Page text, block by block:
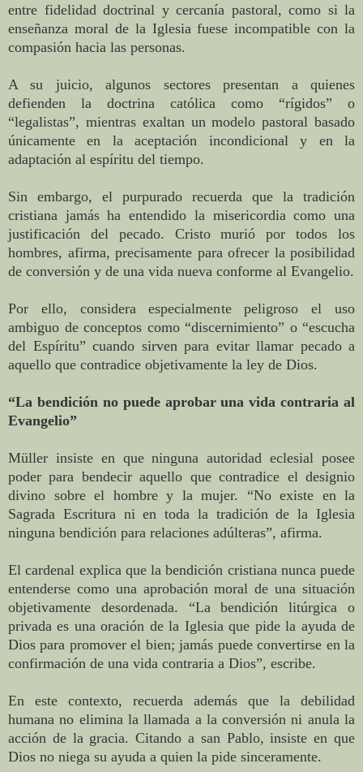
entre fidelidad doctrinal y cercanía pastoral, como si la
enseñanza moral de la Iglesia fuese incompatible con la
compasión hacia las personas.
A su juicio, algunos sectores presentan a quienes
defienden la doctrina católica como “rígidos” o
“legalistas”, mientras exaltan un modelo pastoral basado
únicamente en la aceptación incondicional y en la
adaptación al espíritu del tiempo.
Sin embargo, el purpurado recuerda que la tradición
cristiana jamás ha entendido la misericordia como una
justificación del pecado. Cristo murió por todos los
hombres, afirma, precisamente para ofrecer la posibilidad
de conversión y de una vida nueva conforme al Evangelio.
Por ello, considera especialmente peligroso el uso
ambiguo de conceptos como “discernimiento” o “escucha
del Espíritu” cuando sirven para evitar llamar pecado a
aquello que contradice objetivamente la ley de Dios.
“La bendición no puede aprobar una vida contraria al
Evangelio”
Müller insiste en que ninguna autoridad eclesial posee
poder para bendecir aquello que contradice el designio
divino sobre el hombre y la mujer. “No existe en la
Sagrada Escritura ni en toda la tradición de la Iglesia
ninguna bendición para relaciones adúlteras”, afirma.
El cardenal explica que la bendición cristiana nunca puede
entenderse como una aprobación moral de una situación
objetivamente desordenada. “La bendición litúrgica o
privada es una oración de la Iglesia que pide la ayuda de
Dios para promover el bien; jamás puede convertirse en la
confirmación de una vida contraria a Dios”, escribe.
En este contexto, recuerda además que la debilidad
humana no elimina la llamada a la conversión ni anula la
acción de la gracia. Citando a san Pablo, insiste en que
Dios no niega su ayuda a quien la pide sinceramente.